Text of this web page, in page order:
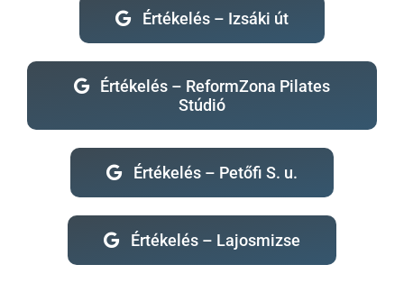
Rólunk
Kapcsolat
Értékelés – Izsáki út
Értékelés – ReformZona Pilates
Stúdió
Értékelés – Petőfi S. u.
Értékelés – Lajosmizse